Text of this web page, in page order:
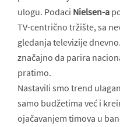
ulogu. Podaci Nielsen-a
TV-centrično tržište, sa
gledanja televizije
značajno da parira
pratimo.
Nastavili smo trend
samo budžetima već i
ojačavanjem timova u